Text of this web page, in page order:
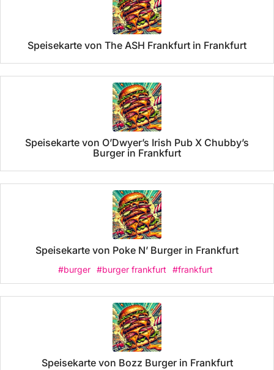
Speisekarte von The ASH Frankfurt in Frankfurt
Speisekarte von O’Dwyer’s Irish Pub X Chubby’s
Burger in Frankfurt
Speisekarte von Poke N’ Burger in Frankfurt
#burger #burger frankfurt #frankfurt
Speisekarte von Bozz Burger in Frankfurt